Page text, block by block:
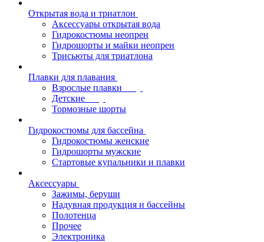
Открытая вода и триатлон
Аксессуары открытая вода
Гидрокостюмы неопрен
Гидрошорты и майки неопрен
Трисьюты для триатлона
Плавки для плавания
Взрослые плавки
Детские
Тормозные шорты
Гидрокостюмы для бассейна
Гидрокостюмы женские
Гидрошорты мужские
Стартовые купальники и плавки
Аксессуары
Зажимы, беруши
Надувная продукция и бассейны
Полотенца
Прочее
Электроника